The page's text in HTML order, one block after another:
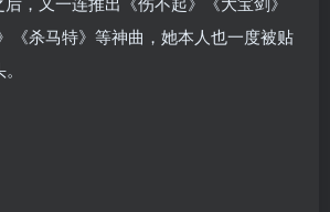
《杀马特》等神曲，她本人也一度被贴